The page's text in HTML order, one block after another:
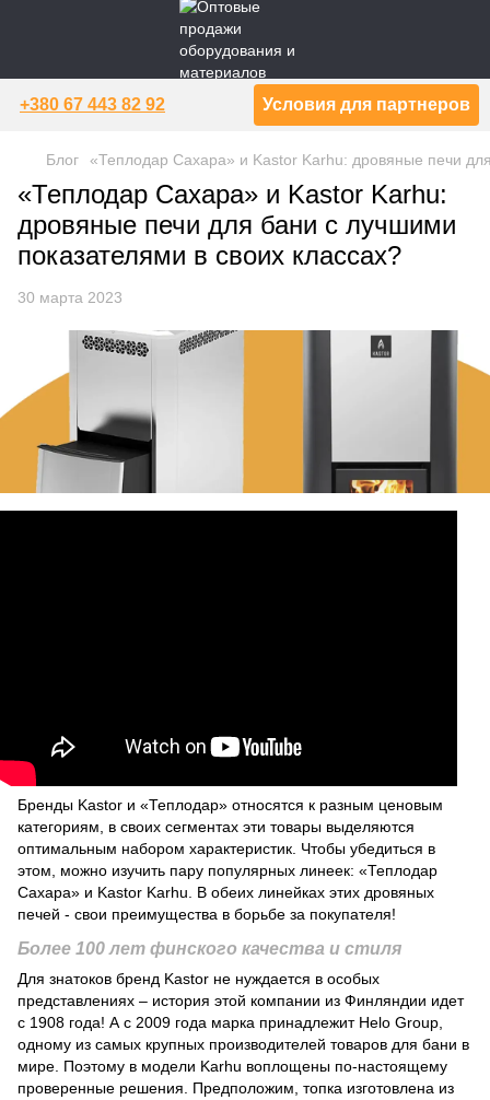
+380 67 443 82 92 Условия для партнеров
Блог «Теплодар Сахара» и Kastor Karhu: дровяные печи
«Теплодар Сахара» и Kastor Karhu:
дровяные печи для бани с лучшими
показателями в своих классах?
30 марта 2023
Бренды Kastor и «Теплодар» относятся к разным ценовым
категориям, в своих сегментах эти товары выделяются
оптимальным набором характеристик. Чтобы убедиться в
этом, можно изучить пару популярных линеек: «Теплодар
Сахара» и Kastor Karhu. В обеих линейках этих дровяных
печей - свои преимущества в борьбе за покупателя!
Более 100 лет финского качества и стиля
Для знатоков бренд Kastor не нуждается в особых
представлениях – история этой компании из Финляндии идет
с 1908 года! А с 2009 года марка принадлежит Helo Group,
одному из самых крупных производителей товаров для бани в
мире. Поэтому в модели Karhu воплощены по-настоящему
проверенные решения. Предположим, топка изготовлена из